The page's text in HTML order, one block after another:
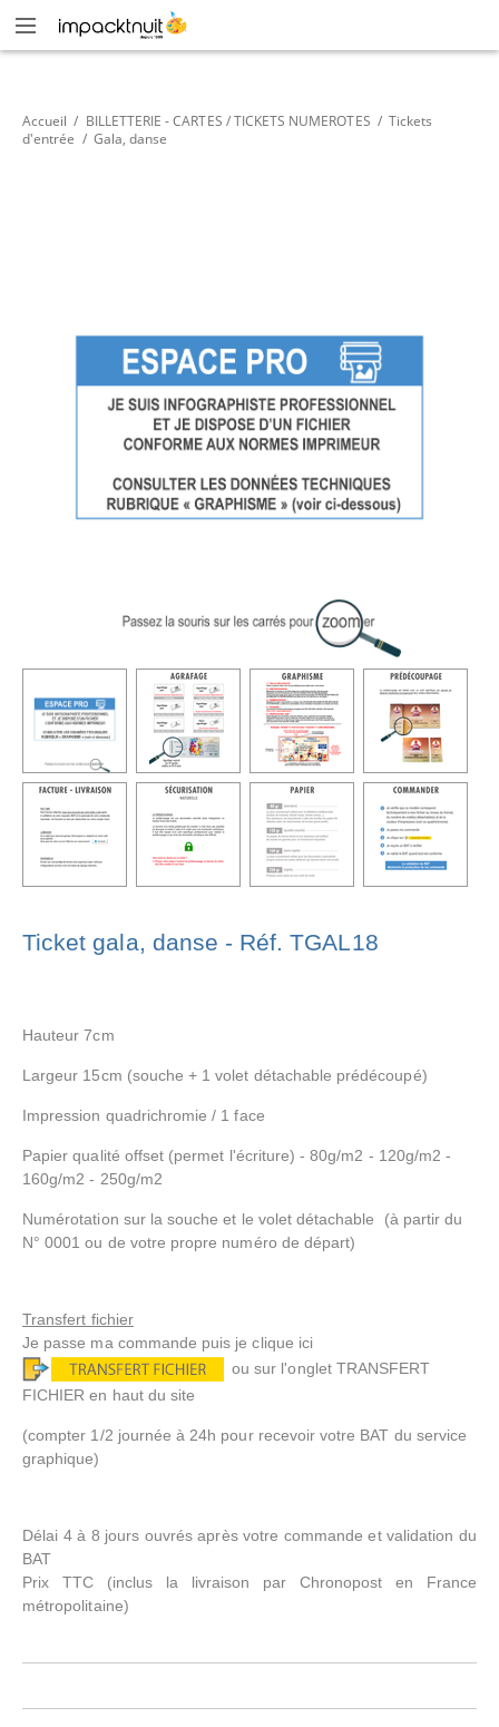
Accueil / BILLETTERIE - CARTES / TICKETS NUMEROTES / Tickets
d'entrée / Gala, danse
Ticket gala, danse - Réf. TGAL18
Hauteur 7cm
Largeur 15cm (souche + 1 volet détachable prédécoupé)
Impression quadrichromie / 1 face
Papier qualité offset (permet l'écriture) -80g/m2 - 120g/m2 -
160g/m2 - 250g/m2
Numérotation sur la souche et le volet détachable (à partir du
N° 0001 ou de votre propre numéro de départ)
Transfert fichier
Je passe ma commande puis je clique ici
ou sur l'onglet TRANSFERT
FICHIER en haut du site
(compter 1/2 journée à 24h pour recevoir votre BAT du service
graphique)
Délai 4 à 8 jours ouvrés après votre commande et validation du
BAT
Prix TTC (inclus la livraison par Chronopost en France
métropolitaine)